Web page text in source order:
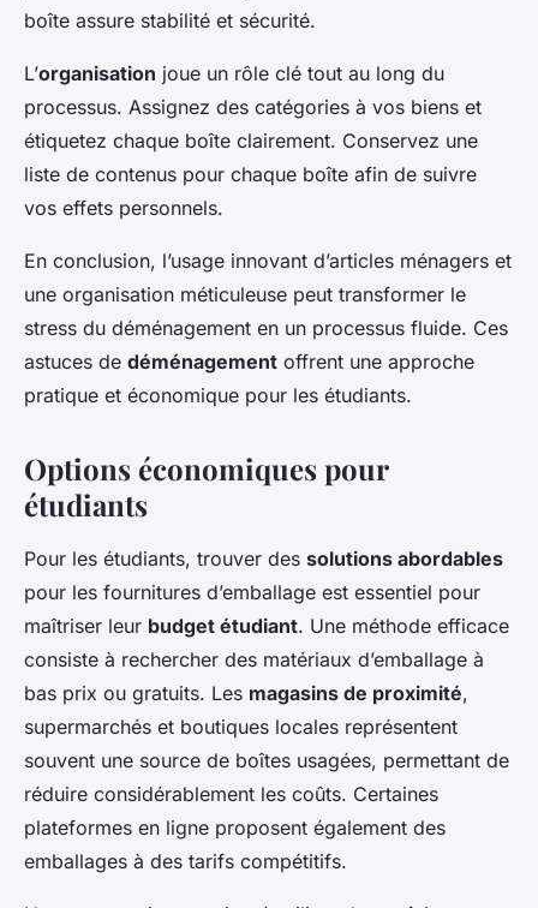
boîte assure stabilité et sécurité.
L’organisation joue un rôle clé tout au long du
processus. Assignez des catégories à vos biens et
étiquetez chaque boîte clairement. Conservez une
liste de contenus pour chaque boîte afin de suivre
vos effets personnels.
En conclusion, l’usage innovant d’articles ménagers et
une organisation méticuleuse peut transformer le
stress du déménagement en un processus fluide. Ces
astuces de déménagement offrent une approche
pratique et économique pour les étudiants.
Options économiques pour
étudiants
Pour les étudiants, trouver des solutions abordables
pour les fournitures d’emballage est essentiel pour
maîtriser leur budget étudiant. Une méthode efficace
consiste à rechercher des matériaux d’emballage à
bas prix ou gratuits. Les magasins de proximité,
supermarchés et boutiques locales représentent
souvent une source de boîtes usagées, permettant de
réduire considérablement les coûts. Certaines
plateformes en ligne proposent également des
emballages à des tarifs compétitifs.